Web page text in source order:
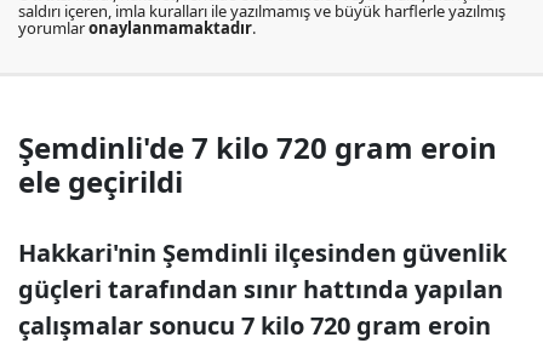
saldırı içeren, imla kuralları ile yazılmamış ve büyük harflerle yazılmış
yorumlaronaylanmamaktadır.
Şemdinli'de 7 kilo 720 gram eroin
ele geçirildi
Hakkari'nin Şemdinli ilçesinden güvenlik
güçleri tarafından sınır hattında yapılan
çalışmalar sonucu 7 kilo 720 gram eroin